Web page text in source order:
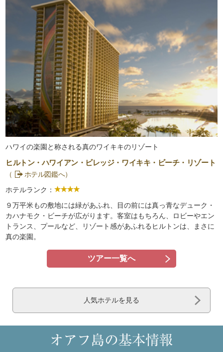
ハワイの楽園と称される真のワイキキのリゾート
ヒルトン・ハワイアン・ビレッジ・ワイキキ・ビーチ・リゾート
（
ホテル図鑑へ）
ホテルランク：
９万平米もの敷地には緑があふれ、目の前には真っ青なデューク・
カハナモク・ビーチが広がります。客室はもちろん、ロビーやエン
トランス、プールなど、リゾート感があふれるヒルトンは、まさに
真の楽園。
ツアー一覧へ
人気ホテルを見る